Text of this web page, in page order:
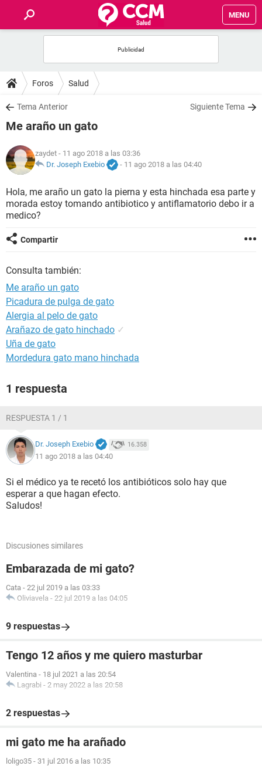
MENU
FOROS
SALUD
NUTRICIÓN
BIENESTAR
Foros Salud
Tema Anterior Siguiente Tema
Me araño un gato
zaydet - 11 ago 2018 a las 03:36
Dr. Joseph Exebio
- 11 ago 2018 a las 04:40
Hola, me araño un gato la pierna y esta hinchada esa parte y
morada estoy tomando antibiotico y antiflamatorio debo ir a
medico?
Compartir
Consulta también:
Me araño un gato
Picadura de pulga de gato
Alergia al pelo de gato
Arañazo de gato hinchado ✓
Uña de gato
Mordedura gato mano hinchada
1 respuesta
RESPUESTA 1 / 1
Dr. Joseph Exebio 16.358
11 ago 2018 a las 04:40
Si el médico ya te recetó los antibióticos solo hay que
esperar a que hagan efecto.
Saludos!
Discusiones similares
Embarazada de mi gato?
Cata - 22 jul 2019 a las 03:33
Oliviavela - 22 jul 2019 a las 04:05
9 respuestas
Tengo 12 años y me quiero masturbar
Valentina - 18 jul 2021 a las 20:54
Lagrabi - 2 may 2022 a las 20:58
2 respuestas
mi gato me ha arañado
loligo35 - 31 jul 2016 a las 10:35